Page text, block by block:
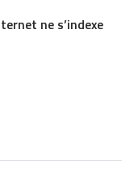
ne s’indexe